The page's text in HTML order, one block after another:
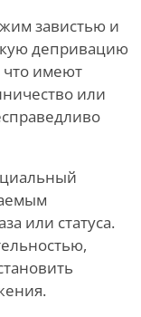
завистью и
депривацию
что имеют
или
или статуса.